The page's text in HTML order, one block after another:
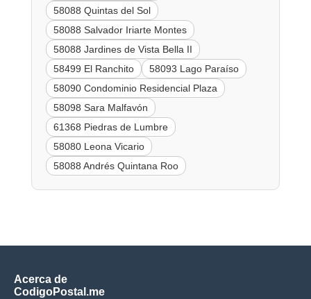
58088 Quintas del Sol
58088 Salvador Iriarte Montes
58088 Jardines de Vista Bella II
58499 El Ranchito
58093 Lago Paraíso
58090 Condominio Residencial Plaza
58098 Sara Malfavón
61368 Piedras de Lumbre
58080 Leona Vicario
58088 Andrés Quintana Roo
Acerca de
CodigoPostal.me